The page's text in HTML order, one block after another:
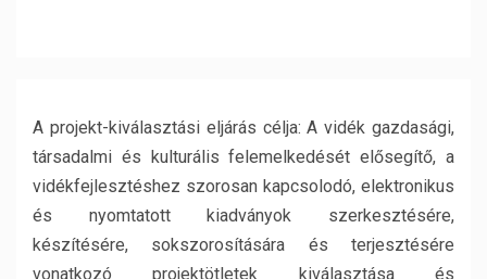
A projekt-kiválasztási eljárás célja: A vidék gazdasági,
társadalmi és kulturális felemelkedését elősegítő, a
vidékfejlesztéshez szorosan kapcsolodó, elektronikus
és nyomtatott kiadványok szerkesztésére,
készítésére, sokszorosítására és terjesztésére
vonatkozó projektötletek kiválasztása és